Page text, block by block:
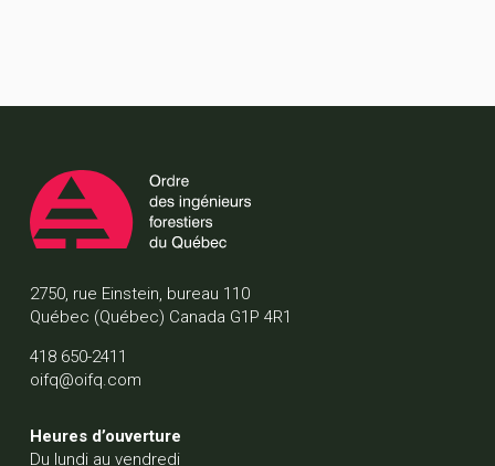
2750, rue Einstein, bureau 110
Québec (Québec) Canada G1P 4R1
418 650-2411
oifq@oifq.com
Heures d’ouverture
Du lundi au vendredi